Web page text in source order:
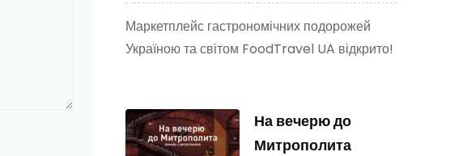
Маркетплейс гастрономічних подорожей
Україною та світом FoodTravel UA відкрито!
На вечерю до
Митрополита